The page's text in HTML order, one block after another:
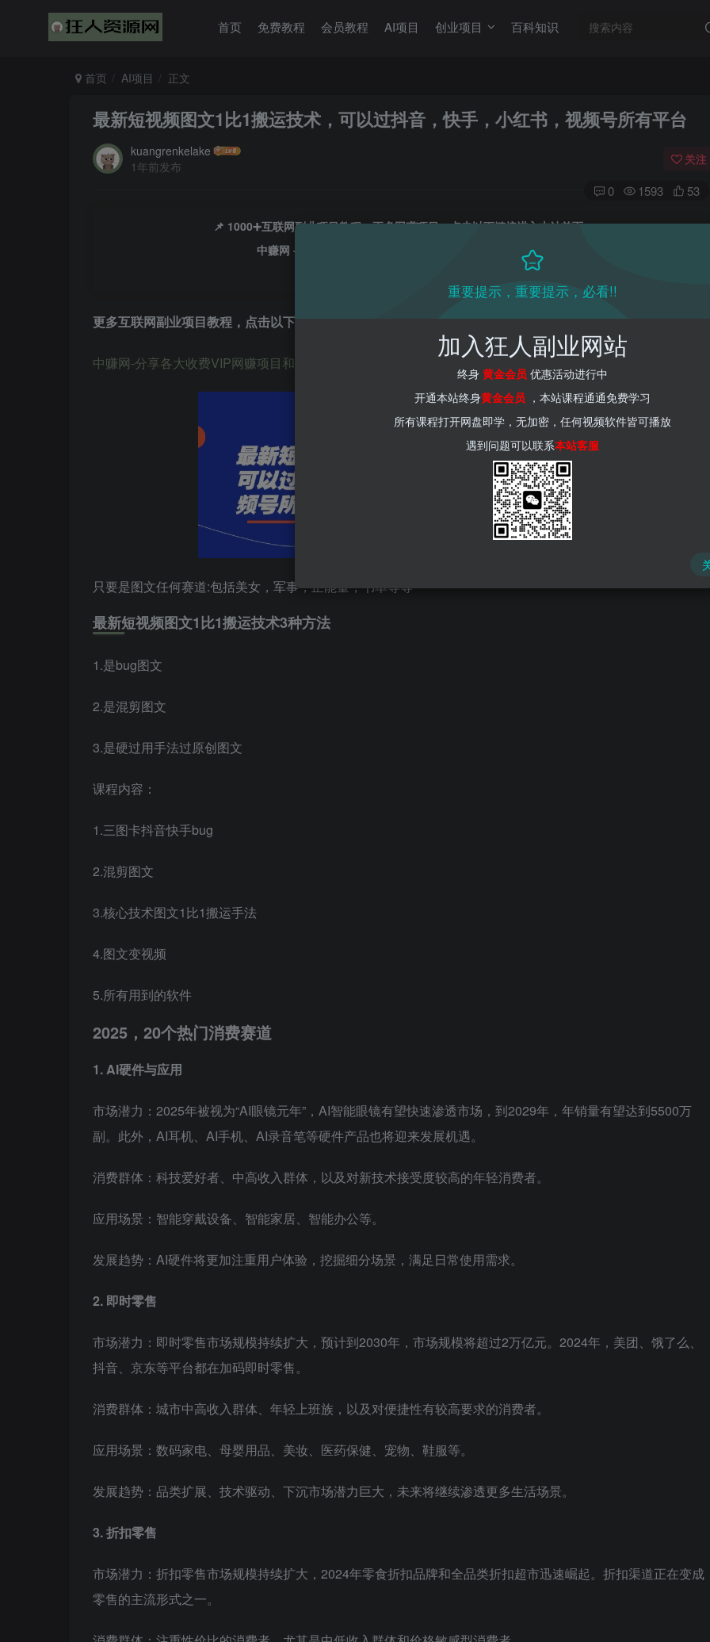
首页 免费教程 会员教程 AI项目 创业项目 百科知识
首页 AI项目 正文
最新短视频图文1比1搬运技术，可以过抖音，快手，小红书，视频号所有平台
kuangrenkelake
1年前发布
关注
0 1593 53
📌 1000➕互联网副业项目教程，更多网赚项目，点击以下链接进入本站首页：
中赚网 - 分享各大收费VIP网赚项目和创业教程 - 狂人资源网
更多互联网副业项目教程，点击以下链接进入本站首页
中赚网-分享各大收费VIP网赚项目和创业教程-狂人资源网 (kr-ai-tool.com)
只要是图文任何赛道:包括美女，军事，正能量，书单等等
最新短视频图文1比1搬运技术3种方法
1.是bug图文
2.是混剪图文
3.是硬过用手法过原创图文
课程内容：
1.三图卡抖音快手bug
2.混剪图文
3.核心技术图文1比1搬运手法
4.图文变视频
5.所有用到的软件
2025，20个热门消费赛道
1. AI硬件与应用
市场潜力：2025年被视为“AI眼镜元年”，AI智能眼镜有望快速渗透市场，到2029年，年销量有望达到5500万
副。此外，AI耳机、AI手机、AI录音笔等硬件产品也将迎来发展机遇。
消费群体：科技爱好者、中高收入群体，以及对新技术接受度较高的年轻消费者。
应用场景：智能穿戴设备、智能家居、智能办公等。
发展趋势：AI硬件将更加注重用户体验，挖掘细分场景，满足日常使用需求。
2. 即时零售
市场潜力：即时零售市场规模持续扩大，预计到2030年，市场规模将超过2万亿元。2024年，美团、饿了么、
抖音、京东等平台都在加码即时零售。
消费群体：城市中高收入群体、年轻上班族，以及对便捷性有较高要求的消费者。
应用场景：数码家电、母婴用品、美妆、医药保健、宠物、鞋服等。
发展趋势：品类扩展、技术驱动、下沉市场潜力巨大，未来将继续渗透更多生活场景。
3. 折扣零售
市场潜力：折扣零售市场规模持续扩大，2024年零食折扣品牌和全品类折扣超市迅速崛起。折扣渠道正在变成
零售的主流形式之一。
重要提示，重要提示，必看!!
加入狂人副业网站
终身 黄金会员 优惠活动进行中
开通本站终身黄金会员 ，本站课程通通免费学习
所有课程打开网盘即学，无加密，任何视频软件皆可播放
遇到问题可以联系本站客服